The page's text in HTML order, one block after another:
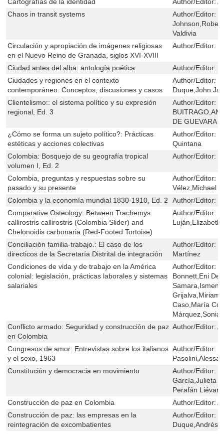
Chaos in transit systems
Author/Editor:
Valdivia
Circulación y apropiación de imágenes religiosas
en el Nuevo Reino de Granada, siglos XVI-XVIII
Author/Editor:
Ciudad antes del alba: antología poética Author/Editor:
Ciudades y regiones en el contexto
contemporáneo. Conceptos, discusiones y casos
Author/Editor:
Duque,John
Clientelismo:: el sistema político y su expresión
regional, Ed. 3
Author/Editor:
DE GUEVARA
¿Cómo se forma un sujeto político?: Prácticas
estéticas y acciones colectivas
Author/Editor:
Quintana
Colombia: Bosquejo de su geografía tropical
volumen I, Ed. 2
Author/Editor:
Colombia, preguntas y respuestas sobre su
pasado y su presente
Author/Editor:
Vélez,Michael
Colombia y la economía mundial 1830-1910, Ed. 2
Author/Editor:
Comparative Osteology: Between Trachemys
callirostris callirostris (Colombia Slider) and
Chelonoidis carbonaria (Red-Footed Tortoise)
Author/Editor:
Luján,Elizabeth
Conciliación familia-trabajo.: El caso de los
directicos de la Secretaría Distrital de integración
Author/Editor:
Martínez
Condiciones de vida y de trabajo en la América
colonial: legislación, prácticas laborales y sistemas
salariales
Author/Editor:
Bonnett,Eni De
Grijalva,Miriam
Caso,María
Márquez,Sonia
Conflicto armado: Seguridad y construcción de paz
en Colombia
Author/Editor:
Congresos de amor: Entrevistas sobre los italianos
y el sexo, 1963
Author/Editor:
Constitución y democracia en movimiento
Author/Editor:
García,Julieta
Perafán
Construcción de paz en Colombia
Author/Editor:
Construcción de paz: las empresas en la
reintegración de excombatientes
Author/Editor:
Duque,Andrés